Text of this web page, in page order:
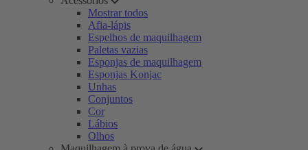
Mostrar todos
Afia-lápis
Espelhos de maquilhagem
Paletas vazias
Esponjas de maquilhagem
Esponjas Konjac
Unhas
Conjuntos
Cor
Lábios
Olhos